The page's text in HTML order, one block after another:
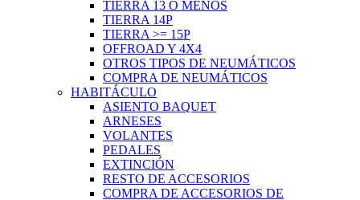
TIERRA 13 O MENOS
TIERRA 14P
TIERRA >= 15P
OFFROAD Y 4X4
OTROS TIPOS DE NEUMÁTICOS
COMPRA DE NEUMÁTICOS
HABITÁCULO
ASIENTO BAQUET
ARNESES
VOLANTES
PEDALES
EXTINCIÓN
RESTO DE ACCESORIOS
COMPRA DE ACCESORIOS DE